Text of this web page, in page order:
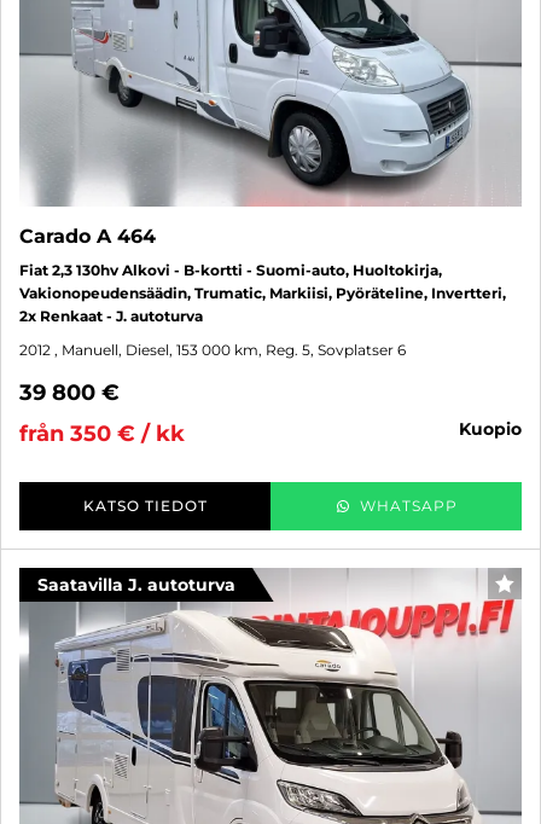
Carado A 464
Fiat 2,3 130hv Alkovi - B-kortti - Suomi-auto, Huoltokirja,
Vakionopeudensäädin, Trumatic, Markiisi, Pyöräteline, Invertteri,
2x Renkaat - J. autoturva
2012 , Manuell, Diesel, 153 000 km, Reg. 5, Sovplatser 6
39 800 €
från 350 € / kk
kuopio
KATSO TIEDOT WHATSAPP
Saatavilla J. autoturva